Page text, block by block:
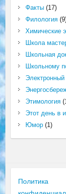
Факты(17)
Филология
Химические
Школа
Школьная
Школьному
Этимология
Этот день в
Юмор(1)
Политика